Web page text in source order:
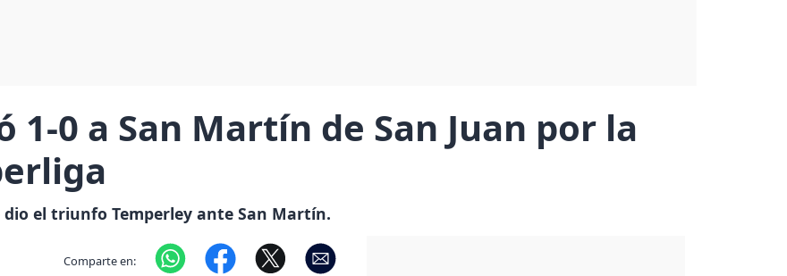
0 a San Martín de San Juan por la
el triunfo Temperley ante San Martín.
Comparte en: